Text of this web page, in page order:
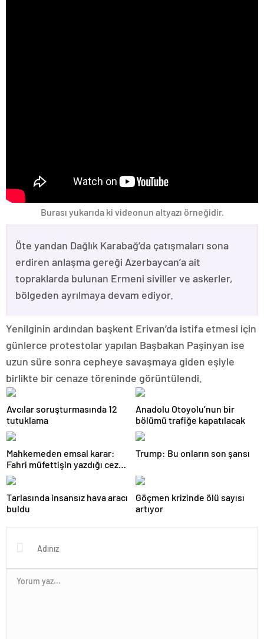
Burası yukarıda ki videonun altyazı örneğidir.
Öte yandan Dağlık Karabağ’da çatışmaları sona
erdiren anlaşma gereği Azerbaycan’a ait
topraklarda bulunan Ermeni siviller ve askerler,
bölgeden ayrılmaya devam ediyor.
Yenilginin ardından başkent Erivan’da istifa etmesi için
günlerce protestolar yapılan Başbakan Paşinyan ise
uzun süre sonra cepheye savaşmaya giden eşiyle
birlikte bir cenaze töreninde görüntülendi.
Avcılar soruşturmasında 12
tutuklama
Anadolu Otoyolu’nun bir
bölümü trafiğe kapatılacak
Mahkemeden emsal karar:
Fahri müfettişin yazdığı ceza
iptal edildi
Trump: Bu onların son şansı
Tarlasında insansız hava aracı
buldu
Göçmen krizinde ölü sayısı
artıyor